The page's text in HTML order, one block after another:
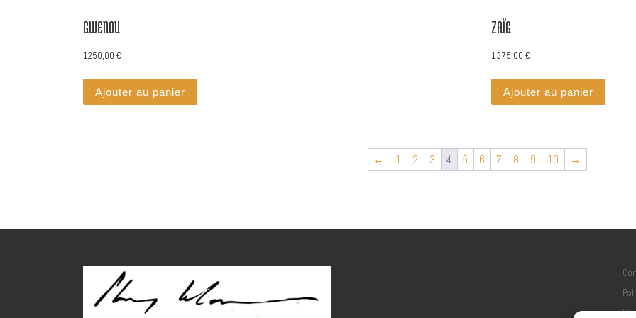
GWENOU
1250,00 €
Ajouter au panier
ZAÏG
1375,00 €
Ajouter au panier
← 1 2 3 4 5 6 7 8 9 10 →